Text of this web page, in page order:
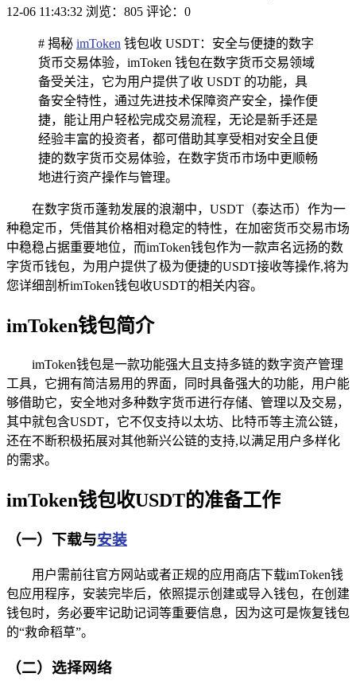
12-06 11:43:32 浏览：805 评论：0
# 揭秘 imToken 钱包收 USDT：安全与便捷的数字
货币交易体验，imToken 钱包在数字货币交易领域
备受关注，它为用户提供了收 USDT 的功能，具
备安全特性，通过先进技术保障资产安全，操作便
捷，能让用户轻松完成交易流程，无论是新手还是
经验丰富的投资者，都可借助其享受相对安全且便
捷的数字货币交易体验，在数字货币市场中更顺畅
地进行资产操作与管理。
在数字货币蓬勃发展的浪潮中，USDT（泰达币）作为一
种稳定币，凭借其价格相对稳定的特性，在加密货币交易市场
中稳稳占据重要地位，而imToken钱包作为一款声名远扬的数
字货币钱包，为用户提供了极为便捷的USDT接收等操作,将为
您详细剖析imToken钱包收USDT的相关内容。
imToken钱包简介
imToken钱包是一款功能强大且支持多链的数字资产管理
工具，它拥有简洁易用的界面，同时具备强大的功能，用户能
够借助它，安全地对多种数字货币进行存储、管理以及交易，
其中就包含USDT，它不仅支持以太坊、比特币等主流公链，
还在不断积极拓展对其他新兴公链的支持,以满足用户多样化
的需求。
imToken钱包收USDT的准备工作
（一）下载与安装
用户需前往官方网站或者正规的应用商店下载imToken钱
包应用程序，安装完毕后，依照提示创建或导入钱包，在创建
钱包时，务必要牢记助记词等重要信息，因为这可是恢复钱包
的“救命稻草”。
（二）选择网络